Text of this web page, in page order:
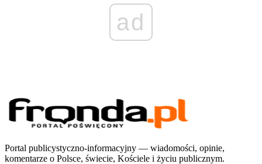
ad
Portal publicystyczno-informacyjny — wiadomości, opinie,
komentarze o Polsce, świecie, Kościele i życiu publicznym.